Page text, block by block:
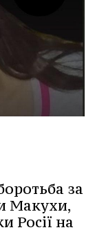
за
Макухи,
Росії на